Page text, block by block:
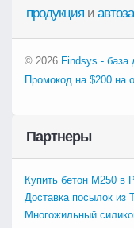
продукция и
© 2026 Findsys - база
Промокод на $200 на
Партнеры
Купить бетон М250 в
Доставка посылок из
Многожильный